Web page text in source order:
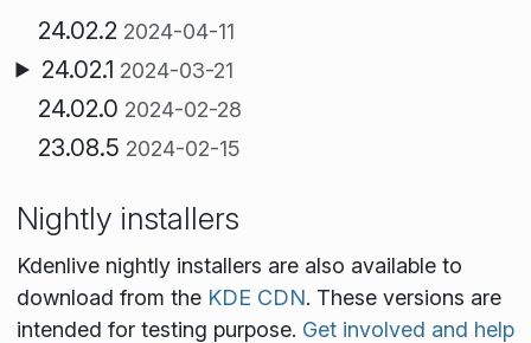
24.02.2 2024-04-11
24.02.1 2024-03-21
24.02.0 2024-02-28
23.08.5 2024-02-15
Nightly installers
Kdenlive nightly installers are also available to
download from the KDE CDN. These versions are
intended for testing purpose. Get involved and help